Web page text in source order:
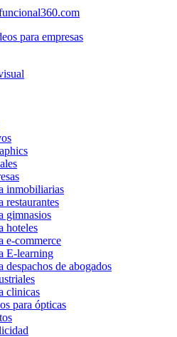
inmobiliarias
restaurantes
gimnasios
hoteles
e-commerce
E-learning
despachos de abogados
clinicas
para ópticas